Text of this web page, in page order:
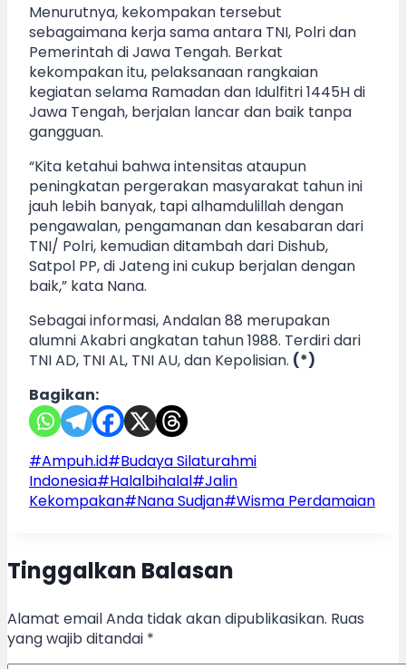
Menurutnya, kekompakan tersebut
sebagaimana kerja sama antara TNI, Polri dan
Pemerintah di Jawa Tengah. Berkat
kekompakan itu, pelaksanaan rangkaian
kegiatan selama Ramadan dan Idulfitri 1445H di
Jawa Tengah, berjalan lancar dan baik tanpa
gangguan.
“Kita ketahui bahwa intensitas ataupun
peningkatan pergerakan masyarakat tahun ini
jauh lebih banyak, tapi alhamdulillah dengan
pengawalan, pengamanan dan kesabaran dari
TNI/ Polri, kemudian ditambah dari Dishub,
Satpol PP, di Jateng ini cukup berjalan dengan
baik,” kata Nana.
Sebagai informasi, Andalan 88 merupakan
alumni Akabri angkatan tahun 1988. Terdiri dari
TNI AD, TNI AL, TNI AU, dan Kepolisian. (*)
Bagikan:
Post
Tags:
#Ampuh.id#Budaya Silaturahmi
Indonesia#Halalbihalal#Jalin
Kekompakan#Nana Sudjan#Wisma Perdamaian
Tinggalkan Balasan
Alamat email Anda tidak akan dipublikasikan. Ruas
yang wajib ditandai *